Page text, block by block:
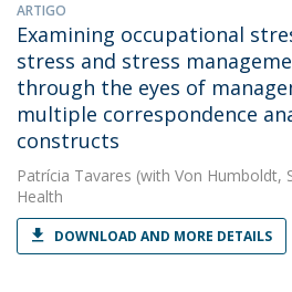
ARTIGO
Examining occupational
stress and stress
through the eyes of
multiple correspondence
constructs
Patrícia Tavares (with Von Humboldt,
Health
DOWNLOAD AND MORE DETAILS